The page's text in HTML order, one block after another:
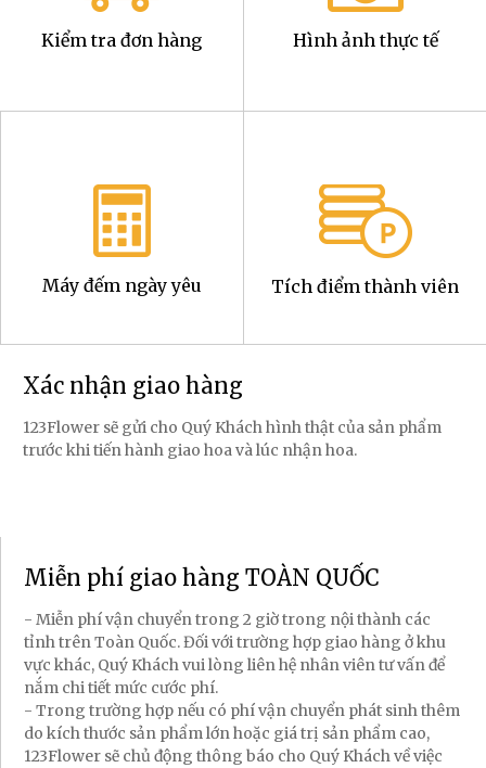
Kiểm tra đơn hàng Hình ảnh thực tế
Máy đếm ngày yêu Tích điểm thành viên
Xác nhận giao hàng
123Flower sẽ gửi cho Quý Khách hình thật của sản phẩm
trước khi tiến hành giao hoa và lúc nhận hoa.
Miễn phí giao hàng TOÀN QUỐC
- Miễn phí vận chuyển trong 2 giờ trong nội thành các
tỉnh trên Toàn Quốc. Đối với trường hợp giao hàng ở khu
vực khác, Quý Khách vui lòng liên hệ nhân viên tư vấn để
nắm chi tiết mức cước phí.
- Trong trường hợp nếu có phí vận chuyển phát sinh thêm
do kích thước sản phẩm lớn hoặc giá trị sản phẩm cao,
123Flower sẽ chủ động thông báo cho Quý Khách về việc